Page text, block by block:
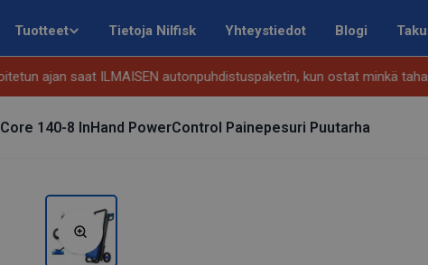
Tuotteet Tietoja Nilfisk Yhteystiedot Blogi
ajan saat ILMAISEN autonpuhdistuspaketin, kun ostat minkä
Core 140-8 InHand PowerControl Painepesuri Puutarha